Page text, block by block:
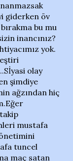
giderken öv
bu mu
inancınız?
yok.
olay
şimdiye
ağzından hiç
mustafa
tuncel
maç satan